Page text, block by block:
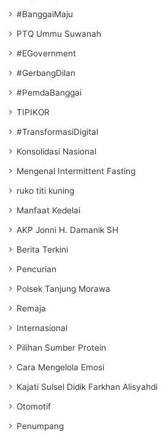
#BanggaiMaju
PTQ Ummu Suwanah
#EGovernment
#GerbangDilan
#PemdaBanggai
TIPIKOR
#TransformasiDigital
Konsolidasi Nasional
Mengenal Intermittent Fasting
ruko titi kuning
Manfaat Kedelai
AKP Jonni H. Damanik SH
Berita Terkini
Pencurian
Polsek Tanjung Morawa
Remaja
Internasional
Pilihan Sumber Protein
Cara Mengelola Emosi
Kajati Sulsel Didik Farkhan Alisyahdi
Otomotif
Penumpang